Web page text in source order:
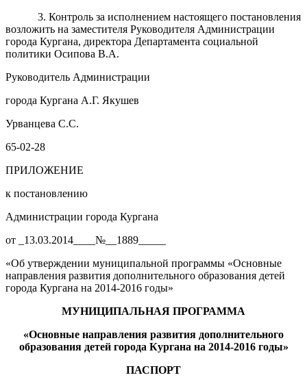
3. Контроль за исполнением настоящего постановления
возложить на заместителя Руководителя Администрации
города Кургана, директора Департамента социальной
политики Осипова В.А.
Руководитель Администрации
города Кургана А.Г. Якушев
Урванцева С.С.
65-02-28
ПРИЛОЖЕНИЕ
к постановлению
Администрации города Кургана
от _13.03.2014____№__1889_____
«Об утверждении муниципальной программы «Основные
направления развития дополнительного образования детей
города Кургана на 2014-2016 годы»
МУНИЦИПАЛЬНАЯ ПРОГРАММА
«Основные направления развития дополнительного
образованиядетей города Кургана на 2014-2016годы»
ПАСПОРТ